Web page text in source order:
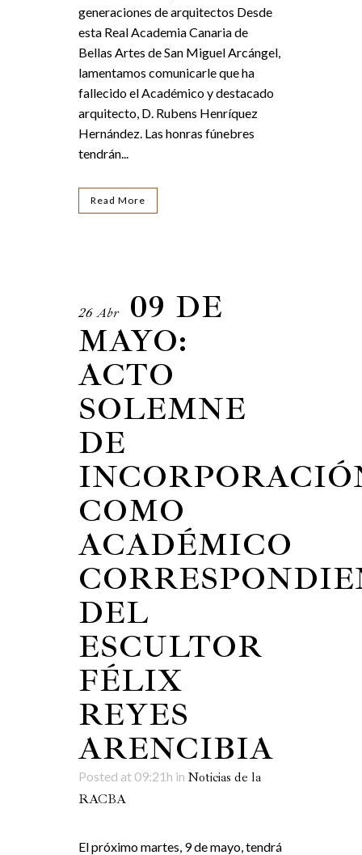
generaciones de arquitectos Desde
esta Real Academia Canaria de
Bellas Artes de San Miguel Arcángel,
lamentamos comunicarle que ha
fallecido el Académico y destacado
arquitecto, D. Rubens Henríquez
Hernández. Las honras fúnebres
tendrán...
Read More
26 Abr
09 DE
MAYO:
ACTO
SOLEMNE
DE
COMO
ACADÉMICO
DEL
ESCULTOR
FÉLIX
REYES
ARENCIBIA
Posted at 09:21h in Noticias de la
RACBA
El próximo martes, 9 de mayo, tendrá